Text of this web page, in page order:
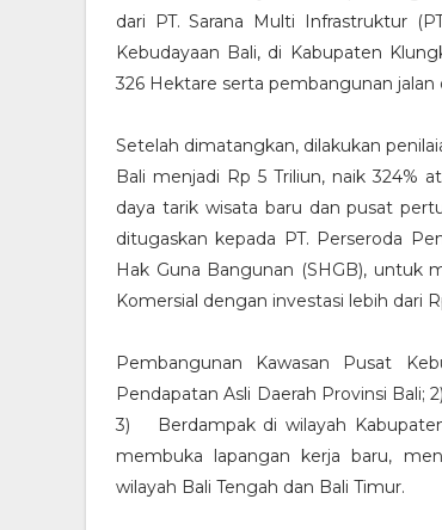
dari PT. Sarana Multi Infrastruktur
Kebudayaan Bali, di Kabupaten
326 Hektare serta pembangunan jalan
Setelah dimatangkan, dilakukan
Bali menjadi Rp 5 Triliun, naik 324%
daya tarik wisata baru dan pusat
ditugaskan kepada PT. Perseroda
Hak Guna Bangunan (SHGB), untuk
Komersial dengan investasi lebih dari
Pembangunan Kawasan Pusat
Pendapatan Asli Daerah Provinsi Bali; 2)
3)
Berdampak di wilayah
membuka lapangan kerja baru,
wilayah Bali Tengah dan Bali Timur.